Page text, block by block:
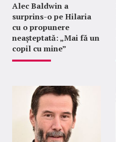
Alec Baldwin a
surprins-o pe Hilaria
cu o propunere
neașteptată: „Mai fă un
copil cu mine”